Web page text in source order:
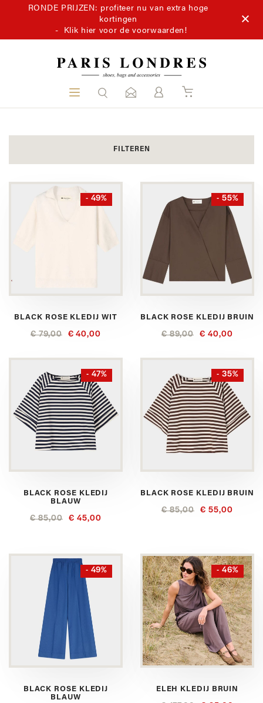
RONDE PRIJZEN: profiteer nu van extra hoge
kortingen
- Klik hier voor de voorwaarden!
FILTEREN
- 49%
BLACK ROSE KLEDIJ WIT
€ 79,00 € 40,00
- 55%
BLACK ROSE KLEDIJ BRUIN
€ 89,00 € 40,00
- 47%
BLACK ROSE KLEDIJ
BLAUW
€ 85,00 € 45,00
- 35%
BLACK ROSE KLEDIJ BRUIN
€ 85,00 € 55,00
- 49%
BLACK ROSE KLEDIJ
BLAUW
- 46%
ELEH KLEDIJ BRUIN